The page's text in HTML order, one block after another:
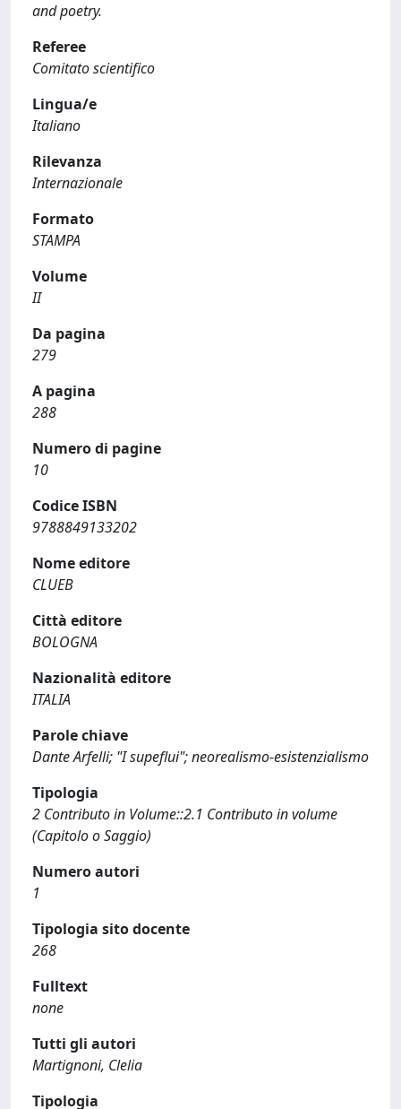
and poetry.
Referee
Comitato scientifico
Lingua/e
Italiano
Rilevanza
Internazionale
Formato
STAMPA
Volume
II
Da pagina
279
A pagina
288
Numero di pagine
10
Codice ISBN
9788849133202
Nome editore
CLUEB
Città editore
BOLOGNA
Nazionalità editore
ITALIA
Parole chiave
Dante Arfelli; "I supeflui"; neorealismo-esistenzialismo
Tipologia
2 Contributo in Volume::2.1 Contributo in volume
(Capitolo o Saggio)
Numero autori
1
Tipologia sito docente
268
Fulltext
none
Tutti gli autori
Martignoni, Clelia
Tipologia